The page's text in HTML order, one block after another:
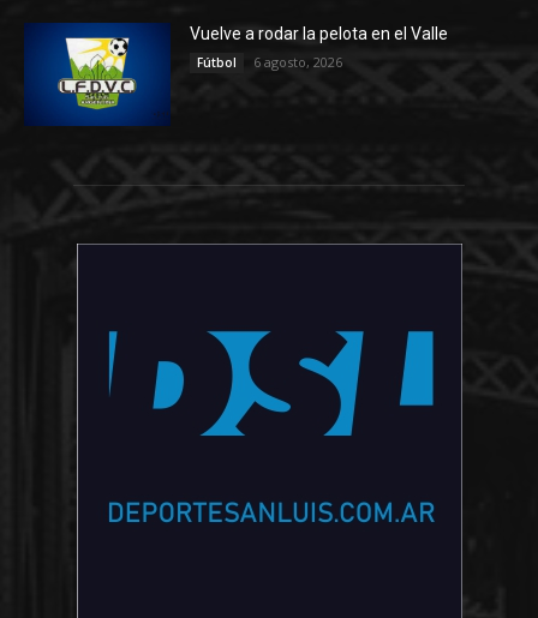
Vuelve a rodar la pelota en el Valle
Fútbol 6 agosto, 2026